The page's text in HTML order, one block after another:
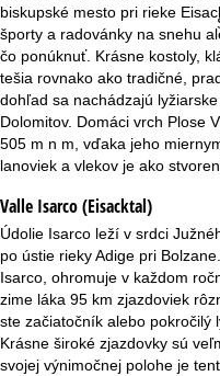
á
t
r
á
n
k
a
biskupské mesto pri rieke
športy a radovánky na snehu
čo ponúknuť. Krásne kostoly,
tešia rovnako ako tradičné,
dohľad sa nachádzajú
Dolomitov. Domáci vrch Plose
505 m n m, vďaka jeho
lanoviek a vlekov je ako
Valle Isarco (Eisacktal)
Údolie Isarco leží v srdci
po ústie rieky Adige pri
Isarco, ohromuje v každom
zime láka 95 km zjazdoviek
ste začiatočník alebo pokročilý
Krásne široké zjazdovky sú
svojej výnimočnej polohe je